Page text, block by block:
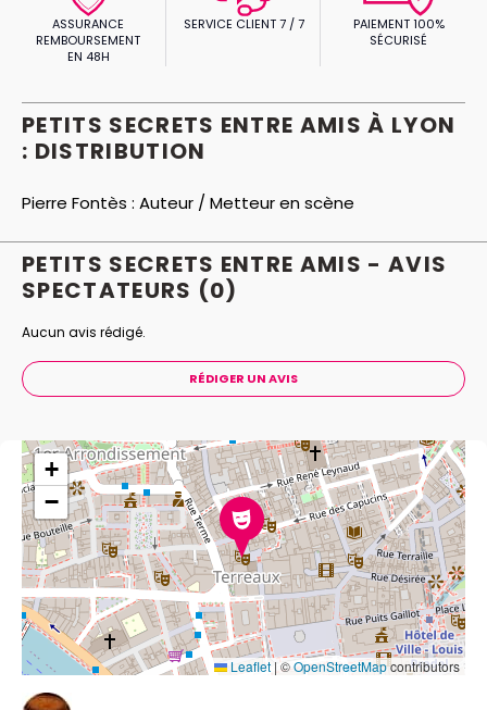
ASSURANCE
REMBOURSEMENT
EN 48H
SERVICE CLIENT 7 / 7
PAIEMENT 100%
SÉCURISÉ
PETITS SECRETS ENTRE AMIS À LYON
: DISTRIBUTION
Pierre Fontès : Auteur / Metteur en scène
PETITS SECRETS ENTRE AMIS - AVIS
SPECTATEURS (0)
Aucun avis rédigé.
RÉDIGER UN AVIS
+
−
Leaflet |©OpenStreetMapcontributors